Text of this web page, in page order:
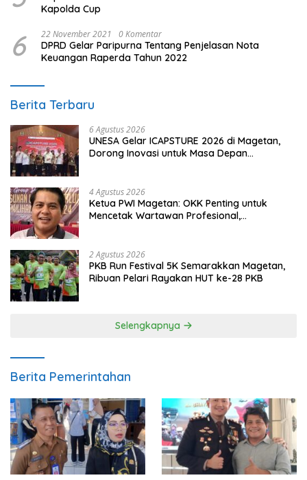
Kapolda Cup
6 22 November 2021 0 Komentar
DPRD Gelar Paripurna Tentang Penjelasan Nota
Keuangan Raperda Tahun 2022
Berita Terbaru
6 Agustus 2026
UNESA Gelar ICAPSTURE 2026 di Magetan,
Dorong Inovasi untuk Masa Depan
4 Agustus 2026
Ketua PWI Magetan: OKK Penting untuk
Mencetak Wartawan Profesional,
2 Agustus 2026
PKB Run Festival 5K Semarakkan Magetan,
Ribuan Pelari Rayakan HUT ke-28 PKB
Selengkapnya
Berita Pemerintahan